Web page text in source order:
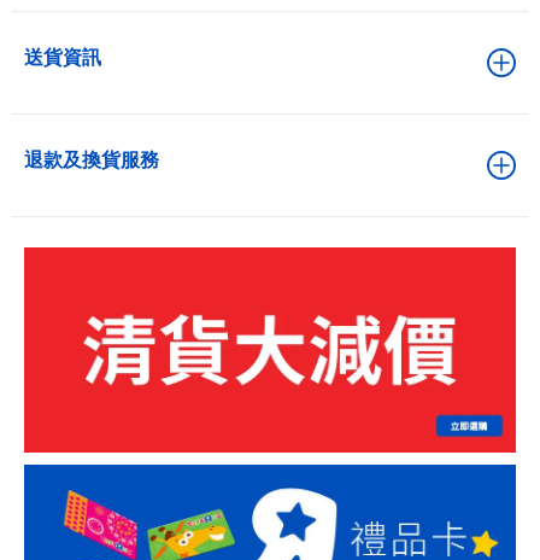
送貨資訊
退款及換貨服務